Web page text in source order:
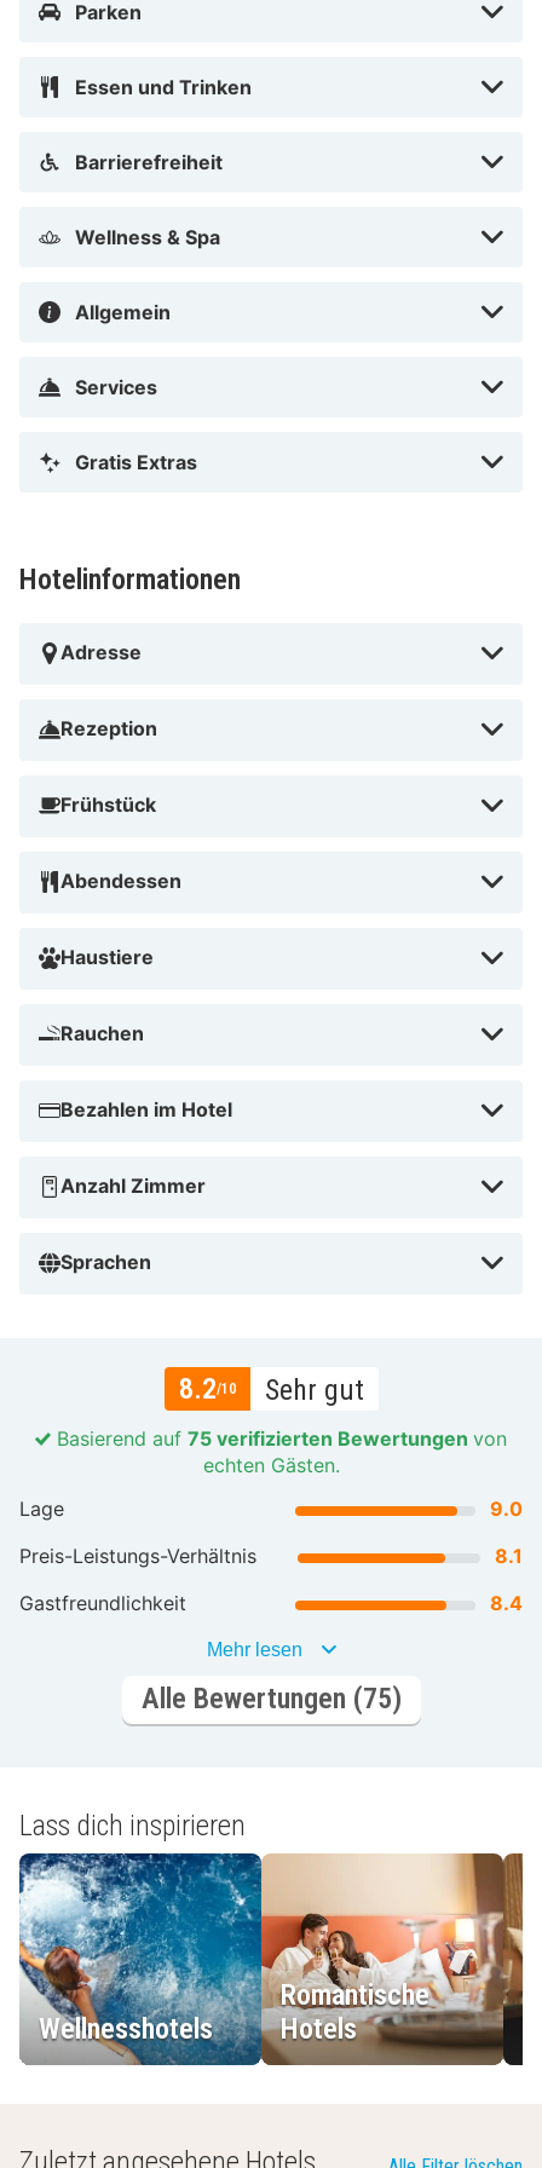
Parken
Essen und Trinken
Barrierefreiheit
Wellness & Spa
Allgemein
Services
Gratis Extras
Hotelinformationen
Adresse
Rezeption
Frühstück
Abendessen
Haustiere
Rauchen
Bezahlen im Hotel
Anzahl Zimmer
Sprachen
8.2/10 Sehr gut
Basierend auf 75 verifizierten Bewertungen von
echten Gästen.
Lage
9.0
Preis-Leistungs-Verhältnis
8.1
Gastfreundlichkeit
8.4
Mehr lesen
Alle Bewertungen (75)
Lass dich inspirieren
Wellnesshotels
Romantische
Hotels